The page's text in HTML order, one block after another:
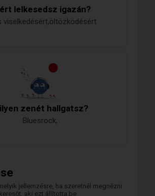
lelkesedsz igazán?
viselkedésért,öltözködésért
zenét hallgatsz?
Bluesrock,
jellemzésre, ha szeretnél megnézni
aki ezt állította be.